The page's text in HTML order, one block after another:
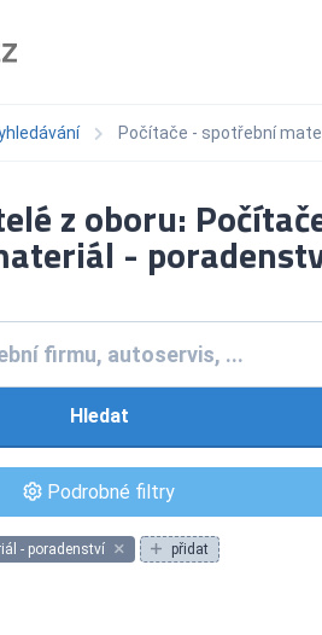
Počítače - spotřební
z oboru:
-
Hledat
Podrobné filtry
- poradenství
přidat